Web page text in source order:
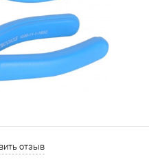
отзыв